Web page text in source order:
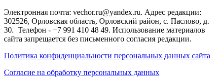
Электронная почта: vechor.ru@yandex.ru. Адрес редакции:
302526, Орловская область, Орловский район, с. Паслово, д.
30. Телефон - +7 991 410 48 49. Использование материалов
сайта запрещается без письменного согласия редакции.
Политика конфиденциальности персональных данных сайта
Согласие на обработку персональных данных